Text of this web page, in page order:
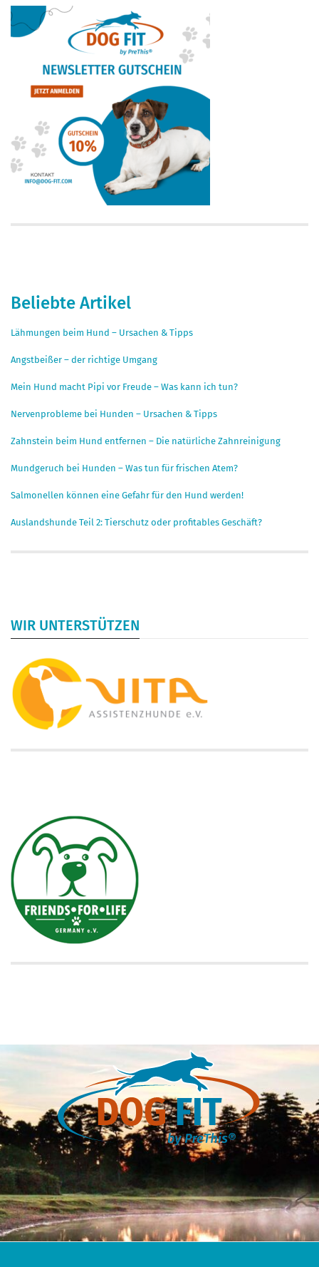
Beliebte Artikel
Lähmungen beim Hund – Ursachen & Tipps
Angstbeißer – der richtige Umgang
Mein Hund macht Pipi vor Freude – Was kann ich tun?
Nervenprobleme bei Hunden – Ursachen & Tipps
Zahnstein beim Hund entfernen – Die natürliche Zahnreinigung
Mundgeruch bei Hunden – Was tun für frischen Atem?
Salmonellen können eine Gefahr für den Hund werden!
Auslandshunde Teil 2: Tierschutz oder profitables Geschäft?
WIR UNTERSTÜTZEN